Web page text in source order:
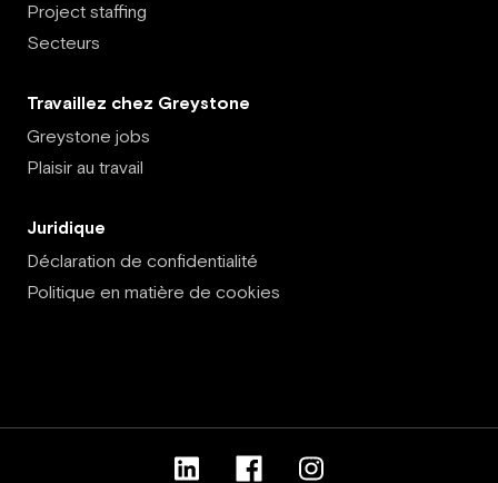
Project staffing
Secteurs
Travaillez chez Greystone
Greystone jobs
Plaisir au travail
Juridique
Déclaration de confidentialité
Politique en matière de cookies